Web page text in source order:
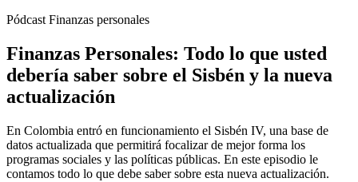
Pódcast Finanzas personales
Finanzas Personales: Todo lo que usted
debería saber sobre el Sisbén y la nueva
actualización
En Colombia entró en funcionamiento el Sisbén IV, una base de
datos actualizada que permitirá focalizar de mejor forma los
programas sociales y las políticas públicas. En este episodio le
contamos todo lo que debe saber sobre esta nueva actualización.